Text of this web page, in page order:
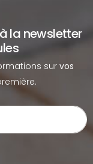
la newsletter
sur vos